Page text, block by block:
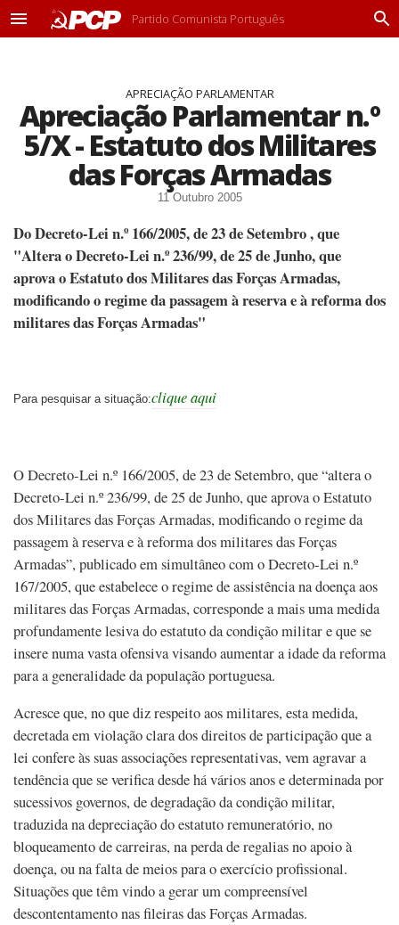
M
Partido Comunista Português
P
APRECIAÇÃO PARLAMENTAR
Apreciação Parlamentar n.º
5/X - Estatuto dos Militares
das Forças Armadas
11 Outubro 2005
Do Decreto-Lei n.º 166/2005, de 23 de Setembro , que
"Altera o Decreto-Lei n.º 236/99, de 25 de Junho, que
aprova o Estatuto dos Militares das Forças Armadas,
modificando o regime da passagem à reserva e à reforma dos
militares das Forças Armadas"
Para pesquisar a situação:clique aqui
O Decreto-Lei n.º 166/2005, de 23 de Setembro, que “altera o
Decreto-Lei n.º 236/99, de 25 de Junho, que aprova o Estatuto
dos Militares das Forças Armadas, modificando o regime da
passagem à reserva e à reforma dos militares das Forças
Armadas”, publicado em simultâneo com o Decreto-Lei n.º
167/2005, que estabelece o regime de assistência na doença aos
militares das Forças Armadas, corresponde a mais uma medida
profundamente lesiva do estatuto da condição militar e que se
insere numa vasta ofensiva visando aumentar a idade da reforma
para a generalidade da população portuguesa.
Acresce que, no que diz respeito aos militares, esta medida,
decretada em violação clara dos direitos de participação que a
lei confere às suas associações representativas, vem agravar a
tendência que se verifica desde há vários anos e determinada por
sucessivos governos, de degradação da condição militar,
traduzida na depreciação do estatuto remuneratório, no
bloqueamento de carreiras, na perda de regalias no apoio à
doença, ou na falta de meios para o exercício profissional.
Situações que têm vindo a gerar um compreensível
descontentamento nas fileiras das Forças Armadas.